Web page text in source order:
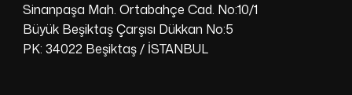
Sinanpaşa Mah. Ortabahçe Cad. No:10/1
Büyük Beşiktaş Çarşısı Dükkan No:5
PK: 34022 Beşiktaş / İSTANBUL